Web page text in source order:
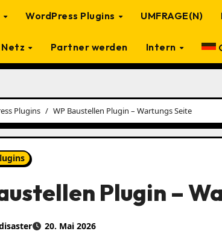
WordPress Plugins UMFRAGE(N)
Partner werden Intern
Plugins WP Baustellen Plugin – Wartungs Seite
Plugin –
20. Mai 2026